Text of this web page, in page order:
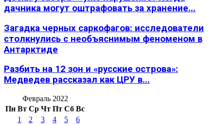
дачника могут оштрафовать за хранение...
Загадка черных саркофагов: исследователи
столкнулись с необъяснимым феноменом в
Антарктиде
Разбить на 12 зон и «русские острова»:
Медведев рассказал как ЦРУ в...
Февраль 2022
Пн Вт Ср Чт Пт Сб Вс
1
2 3 4 5
6